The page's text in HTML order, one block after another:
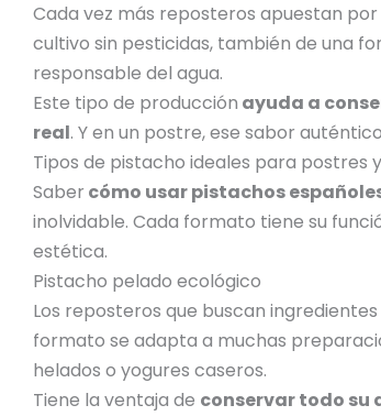
Cada vez más reposteros apuestan por
cultivo sin pesticidas, también de una
responsable del agua.
Este tipo de producción ayuda a
real. Y en un postre, ese sabor
Tipos de pistacho ideales para postres
Saber cómo usar pistachos
inolvidable. Cada formato tiene su
estética.
Pistacho pelado ecológico
Los reposteros que buscan
formato se adapta a muchas
helados o yogures caseros.
Tiene la ventaja de conservar todo su